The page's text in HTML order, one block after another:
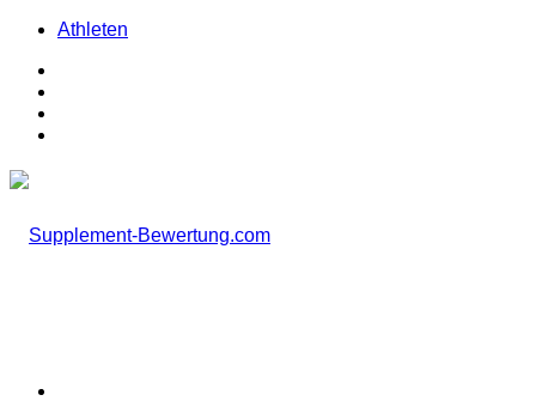
Athleten